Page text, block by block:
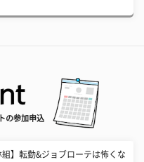
の参加申込
組】転勤&ジョブローテは怖くな